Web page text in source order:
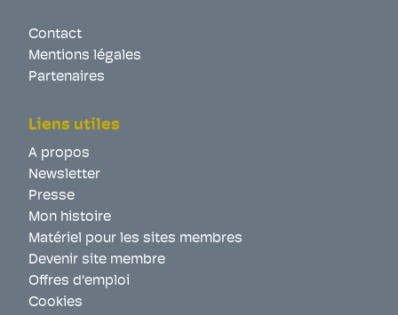
Contact
Mentions légales
Partenaires
Liens utiles
A propos
Newsletter
Presse
Mon histoire
Matériel pour les sites membres
Devenir site membre
Offres d'emploi
Cookies